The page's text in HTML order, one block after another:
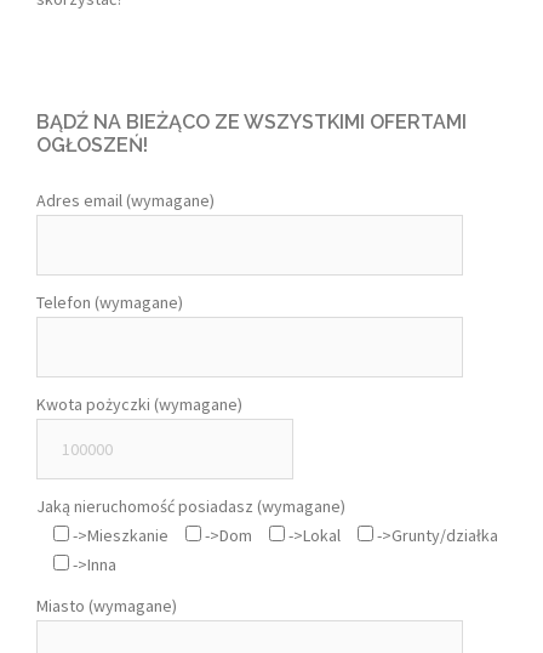
BĄDŹ NA BIEŻĄCO ZE WSZYSTKIMI OFERTAMI
OGŁOSZEŃ!
Adres email (wymagane)
Telefon (wymagane)
Kwota pożyczki (wymagane)
Jaką nieruchomość posiadasz (wymagane)
->Mieszkanie
->Dom ->Lokal
->Grunty/działka
->Inna
Miasto (wymagane)